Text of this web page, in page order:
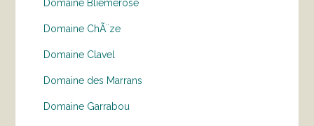
Domaine Bliemerose
Domaine ChÃ¨ze
Domaine Clavel
Domaine des Marrans
Domaine Garrabou